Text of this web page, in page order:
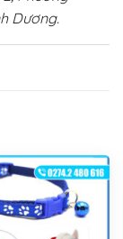
Dương.